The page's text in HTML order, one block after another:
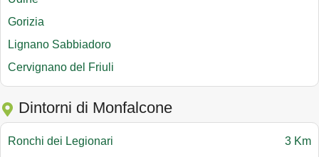
Gorizia
Lignano Sabbiadoro
Cervignano del Friuli
Dintorni di Monfalcone
Ronchi dei Legionari
3 Km